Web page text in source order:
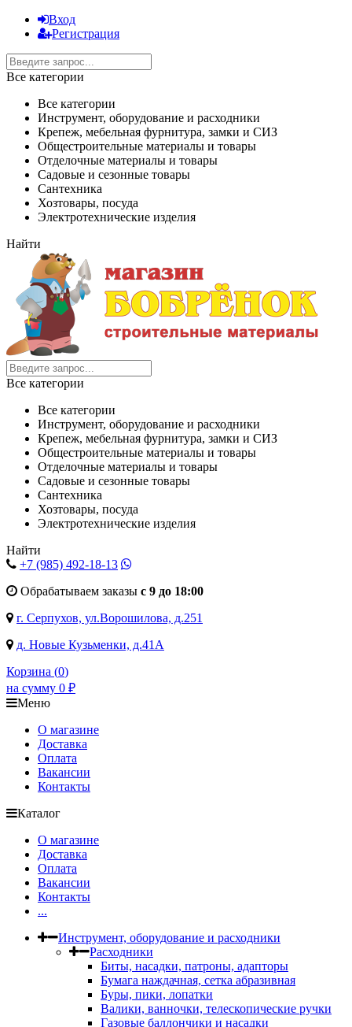
Вход
Регистрация
Все категории
Все категории
Инструмент, оборудование и расходники
Крепеж, мебельная фурнитура, замки и СИЗ
Общестроительные материалы и товары
Отделочные материалы и товары
Садовые и сезонные товары
Сантехника
Хозтовары, посуда
Электротехнические изделия
Найти
Все категории
Все категории
Инструмент, оборудование и расходники
Крепеж, мебельная фурнитура, замки и СИЗ
Общестроительные материалы и товары
Отделочные материалы и товары
Садовые и сезонные товары
Сантехника
Хозтовары, посуда
Электротехнические изделия
Найти
+7 (985) 492-18-13
Обрабатываем заказы с 9 до 18:00
г. Серпухов, ул.Ворошилова, д.251
д. Новые Кузьменки, д.41А
Корзина (0)
на сумму 0 ₽
Меню
О магазине
Доставка
Оплата
Вакансии
Контакты
Каталог
О магазине
Доставка
Оплата
Вакансии
Контакты
...
Инструмент, оборудование и расходники
Расходники
Биты, насадки, патроны, адапторы
Бумага наждачная, сетка абразивная
Буры, пики, лопатки
Валики, ванночки, телескопические ручки
Газовые баллончики и насадки